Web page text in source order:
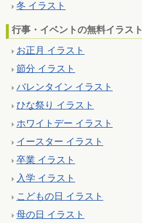
冬 イラスト
行事・イベントの無料イラスト
お正月 イラスト
節分 イラスト
バレンタイン イラスト
ひな祭り イラスト
ホワイトデー イラスト
イースター イラスト
卒業 イラスト
入学 イラスト
こどもの日 イラスト
母の日 イラスト